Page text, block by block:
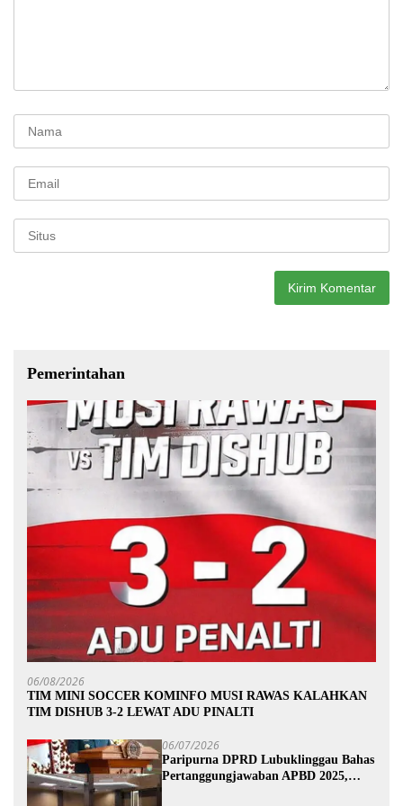
Pemerintahan
06/08/2026
TIM MINI SOCCER KOMINFO MUSI RAWAS KALAHKAN
TIM DISHUB 3-2 LEWAT ADU PINALTI
06/07/2026
Paripurna DPRD Lubuklinggau Bahas
Pertanggungjawaban APBD 2025,